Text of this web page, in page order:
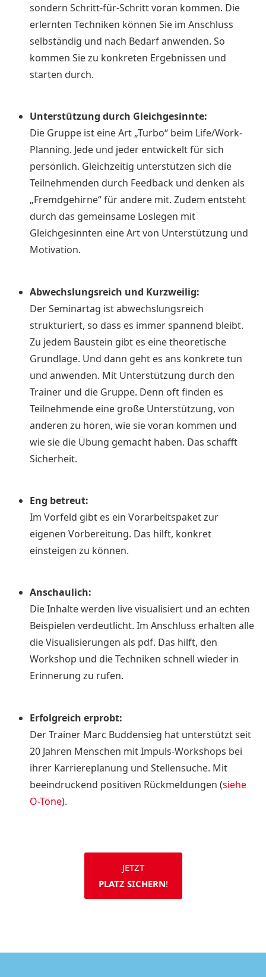
sondern Schritt-für-Schritt voran kommen. Die
erlernten Techniken können Sie im Anschluss
selbständig und nach Bedarf anwenden. So
kommen Sie zu konkreten Ergebnissen und
starten durch.
Unterstützung durch Gleichgesinnte:
Die Gruppe ist eine Art „Turbo“ beim Life/Work-
Planning. Jede und jeder entwickelt für sich
persönlich. Gleichzeitig unterstützen sich die
Teilnehmenden durch Feedback und denken als
„Fremdgehirne“ für andere mit. Zudem entsteht
durch das gemeinsame Loslegen mit
Gleichgesinnten eine Art von Unterstützung und
Motivation.
Abwechslungsreich und Kurzweilig:
Der Seminartag ist abwechslungsreich
strukturiert, so dass es immer spannend bleibt.
Zu jedem Baustein gibt es eine theoretische
Grundlage. Und dann geht es ans konkrete tun
und anwenden. Mit Unterstützung durch den
Trainer und die Gruppe. Denn oft finden es
Teilnehmende eine große Unterstützung, von
anderen zu hören, wie sie voran kommen und
wie sie die Übung gemacht haben. Das schafft
Sicherheit.
Eng betreut:
Im Vorfeld gibt es ein Vorarbeitspaket zur
eigenen Vorbereitung. Das hilft, konkret
einsteigen zu können.
Anschaulich:
Die Inhalte werden live visualisiert und an echten
Beispielen verdeutlicht. Im Anschluss erhalten alle
die Visualisierungen als pdf. Das hilft, den
Workshop und die Techniken schnell wieder in
Erinnerung zu rufen.
Erfolgreich erprobt:
Der Trainer Marc Buddensieg hat unterstützt seit
20 Jahren Menschen mit Impuls-Workshops bei
ihrer Karriereplanung und Stellensuche. Mit
beeindruckend positiven Rückmeldungen (siehe
O-Töne).
JETZT
PLATZ SICHERN!